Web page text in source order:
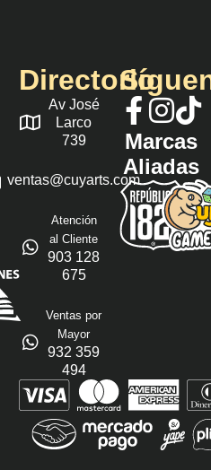
Directorio
Av José
Larco
739
ventas@cuyarts.com
Atención
al Cliente
903 128
675
Ventas por
Mayor
932 359
494
Marcas
Aliadas